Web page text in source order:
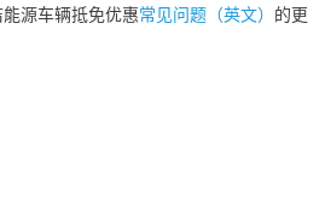
源车辆抵免优惠常见问题（英文） 的更